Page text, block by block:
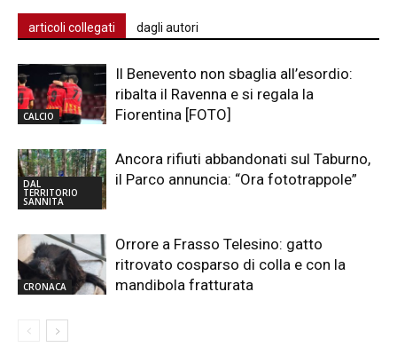
articoli collegati dagli autori
CALCIO
Il Benevento non sbaglia all’esordio:
ribalta il Ravenna e si regala la
Fiorentina [FOTO]
DAL
TERRITORIO
SANNITA
Ancora rifiuti abbandonati sul Taburno,
il Parco annuncia: “Ora fototrappole”
CRONACA
Orrore a Frasso Telesino: gatto
ritrovato cosparso di colla e con la
mandibola fratturata